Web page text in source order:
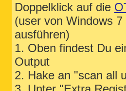
Doppelklick auf die
(user von Windows
ausführen)
1. Oben findest Du
Output
2. Hake an "scan all